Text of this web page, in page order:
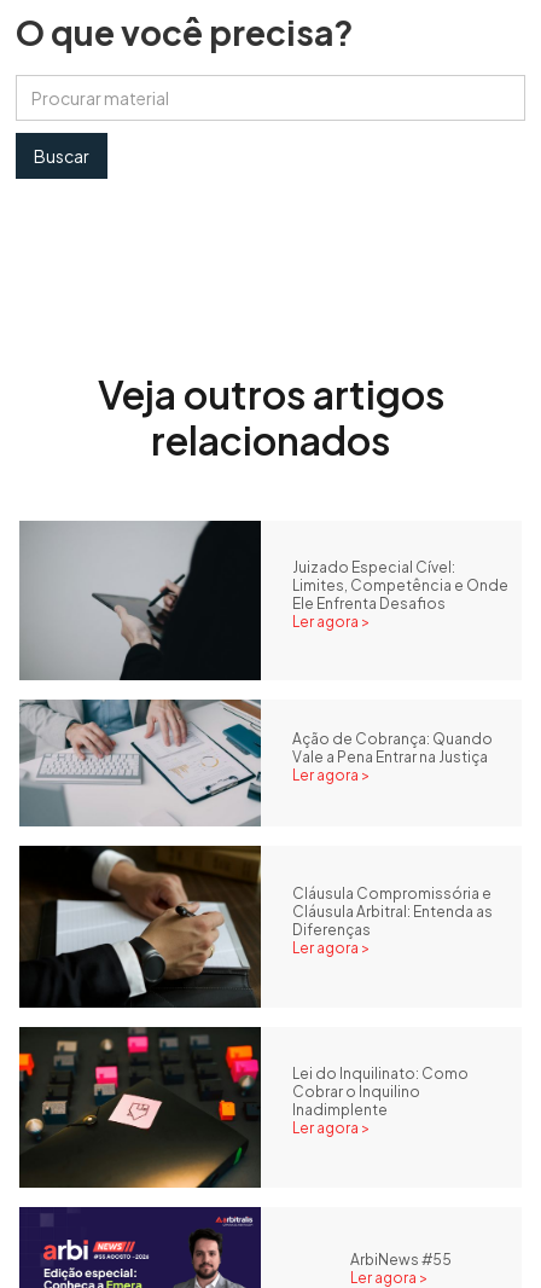
O que você precisa?
Veja outros artigos
relacionados
Juizado Especial Cível:
Limites, Competência e Onde
Ele Enfrenta Desafios
Ler agora >
Ação de Cobrança: Quando
Vale a Pena Entrar na Justiça
Ler agora >
Cláusula Compromissória e
Cláusula Arbitral: Entenda as
Diferenças
Ler agora >
Lei do Inquilinato: Como
Cobrar o Inquilino
Inadimplente
Ler agora >
ArbiNews #55
Ler agora >